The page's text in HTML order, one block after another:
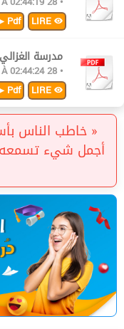
Pdf
مدرسة الغزالي–2015–2016 —
• 28 Mars 2016 À 02:44:24
Pdf
« خاطب الناس
أجمل شيء تسمعه